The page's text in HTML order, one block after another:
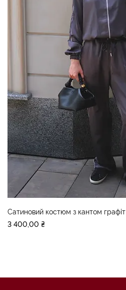
Сатиновий костюм з кантом графіт
Ціна
3 400,00 ₴